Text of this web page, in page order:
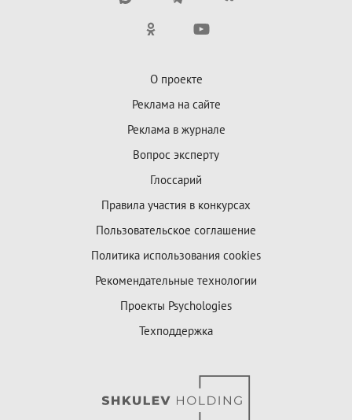
О проекте
Реклама на сайте
Реклама в журнале
Вопрос эксперту
Глоссарий
Правила участия в конкурсах
Пользовательское соглашение
Политика использования cookies
Рекомендательные технологии
Проекты Psychologies
Техподдержка